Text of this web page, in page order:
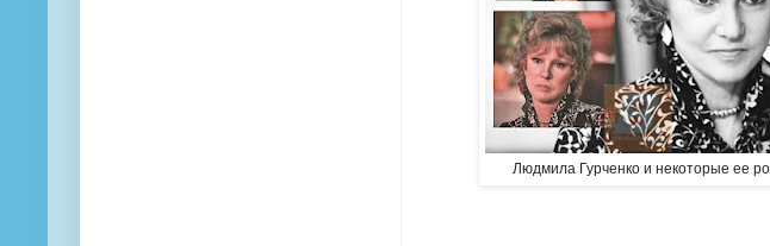
Людмила Гурченко и некоторые ее